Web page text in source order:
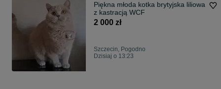
Piękna młoda kotka brytyjska liliowa
z kastracją WCF
2 000 zł
Szczecin, Pogodno
Dzisiaj o 13:23